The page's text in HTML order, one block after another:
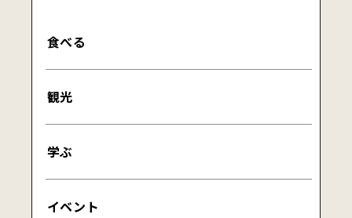
食べる
観光
学ぶ
イベント